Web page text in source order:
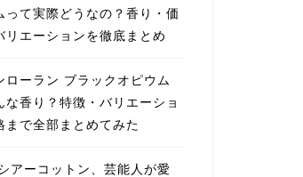
って実際どうなの？香り・価
リエーションを徹底まとめ
ローラン ブラックオピウム
な香り？特徴・バリエーショ
まで全部まとめてみた
アーコットン、芸能人が愛